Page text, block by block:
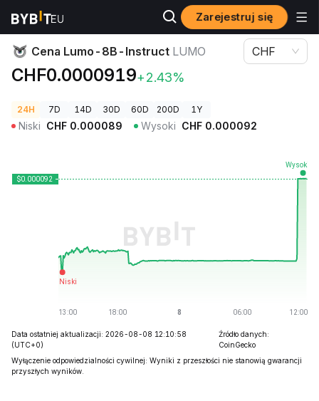
Zarejestruj się
Ceny kryptowalut Cena Lumo-8B-Instruct LUMO
Cena Lumo-8B-Instruct LUMO
CHF0.0000919+2.43%
CHF
24H 7D 14D 30D 60D 200D 1Y
Niski CHF 0.000089 Wysoki CHF 0.000092
Data ostatniej aktualizacji: 2026-08-08 12:10:58
(UTC+0)
Źródło danych:
CoinGecko
Wyłączenie odpowiedzialności cywilnej: Wyniki z przeszłości nie stanowią gwarancji
przyszłych wyników.